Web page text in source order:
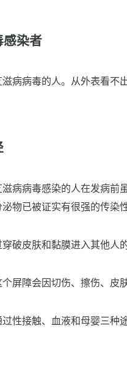
染者
病病毒的人。从外表看
病病毒感染的人在发病
物已被证实有很强的传染性
破皮肤和黏膜进入其他人
屏障会因切伤、擦伤、皮
性接触、血液和母婴三种